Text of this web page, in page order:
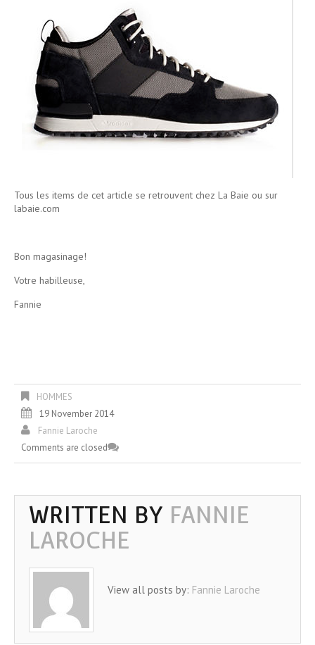
Tous les items de cet article se retrouvent chez La Baie ou sur
labaie.com
Bon magasinage!
Votre habilleuse,
Fannie
HOMMES
19 November 2014
Fannie Laroche
Comments are closed
WRITTEN BY FANNIE
LAROCHE
View all posts by: Fannie Laroche